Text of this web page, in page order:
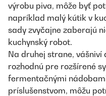
výrobu piva, môže byť
napríklad malý kútik v
sady zvyčajne zaberajú
kuchynský robot.
Na druhej strane,
rozhodnú pre rozšírené
fermentačnými
príslušenstvom, môžu